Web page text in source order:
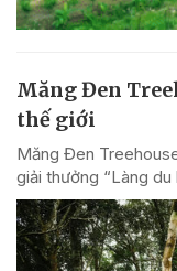
Măng Đen
thế giới
Măng Đen
giải thưởng “Làng